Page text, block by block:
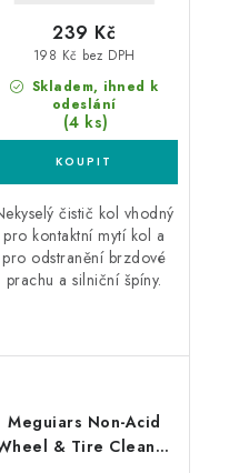
Skladem, ihned k
odeslání
(4 ks)
198 Kč bez DPH
239 Kč
čistič kol vhodný
pro kontaktní mytí kol a
pro odstranění brzdové
prachu a silniční špíny.
Meguiars Non-Acid
& Tire Cleaner